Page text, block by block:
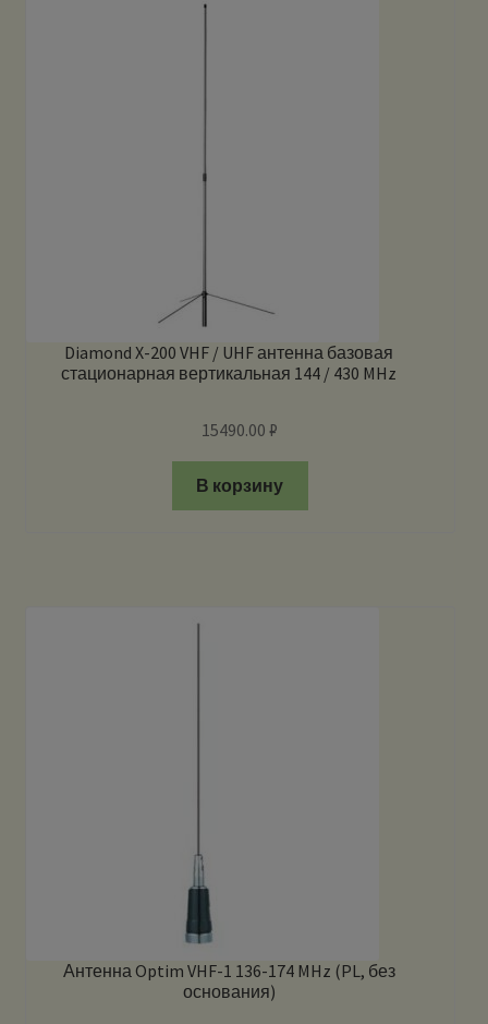
Diamond X-200 VHF / UHF антенна базовая
стационарная вертикальная 144 / 430 MHz
15490.00₽
В корзину
Антенна Optim VHF-1 136-174 MHz (PL, без
основания)